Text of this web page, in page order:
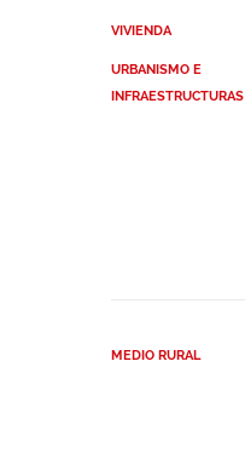
VIVIENDA
URBANISMO E
INFRAESTRUCTURAS
MEDIO RURAL